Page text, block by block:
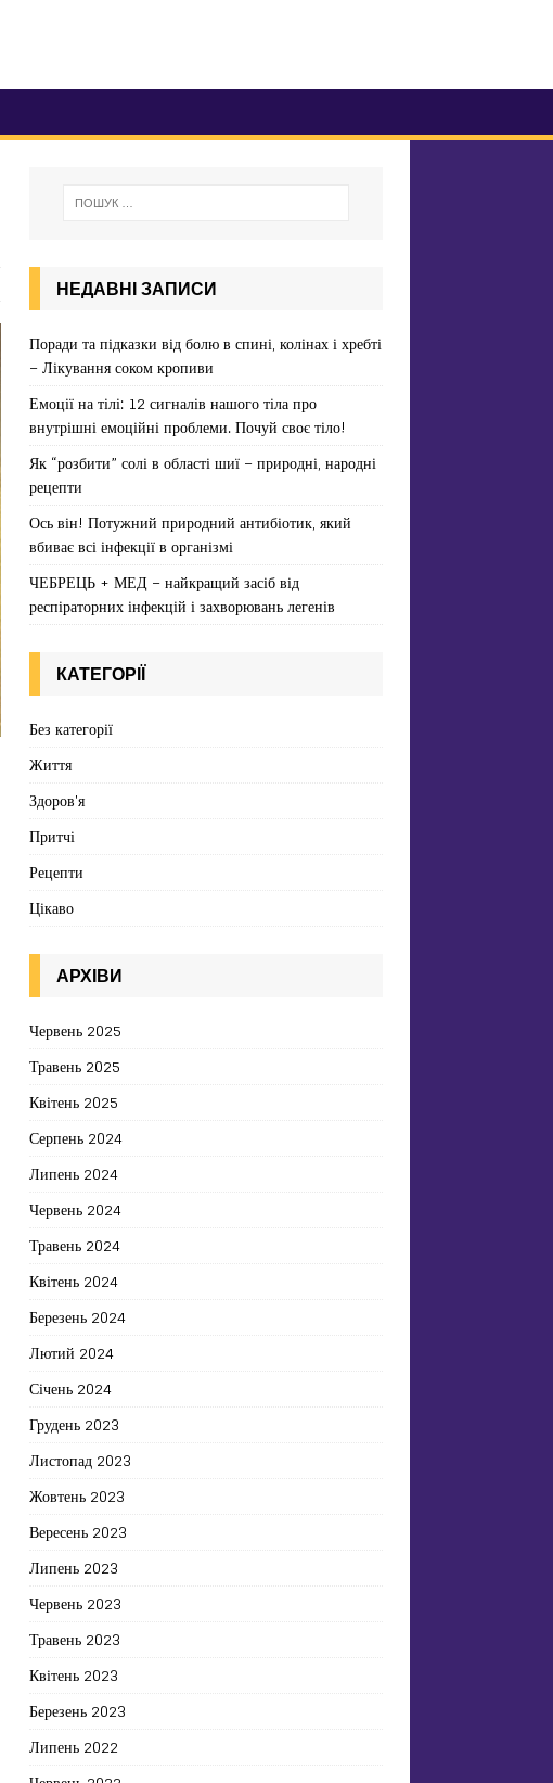
НЕДАВНІ ЗАПИСИ
Поради та підказки від болю в спині, колінах і хребті
– Лікування соком кропиви
Емоції на тілі: 12 сигналів нашого тіла про
внутрішні емоційні проблеми. Почуй своє тіло!
Як “розбити” солі в області шиї – природні, народні
рецепти
Ось він! Потужний природний антибіотик, який
вбиває всі інфекції в організмі
ЧЕБРЕЦЬ + МЕД – найкращий засіб від
респіраторних інфекцій і захворювань легенів
КАТЕГОРІЇ
Без категорії
Життя
Здоров'я
Притчі
Рецепти
Цікаво
АРХІВИ
Червень 2025
Травень 2025
Квітень 2025
Серпень 2024
Липень 2024
Червень 2024
Травень 2024
Квітень 2024
Березень 2024
Лютий 2024
Січень 2024
Грудень 2023
Листопад 2023
Жовтень 2023
Вересень 2023
Липень 2023
Червень 2023
Травень 2023
Квітень 2023
Березень 2023
Липень 2022